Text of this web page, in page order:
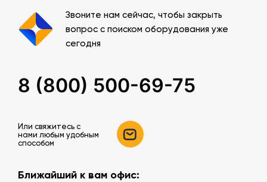
Звоните нам сейчас, чтобы закрыть
вопрос с поиском оборудования уже
сегодня
8 (800) 500-69-75
Или свяжитесь c
нами любым удобным
способом
Ближайший к вам офис: